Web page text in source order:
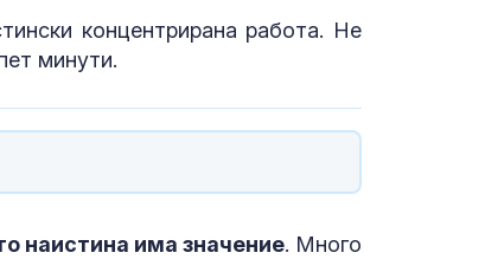
концентрирана работа. Не
минути.
наистина има значение. Много